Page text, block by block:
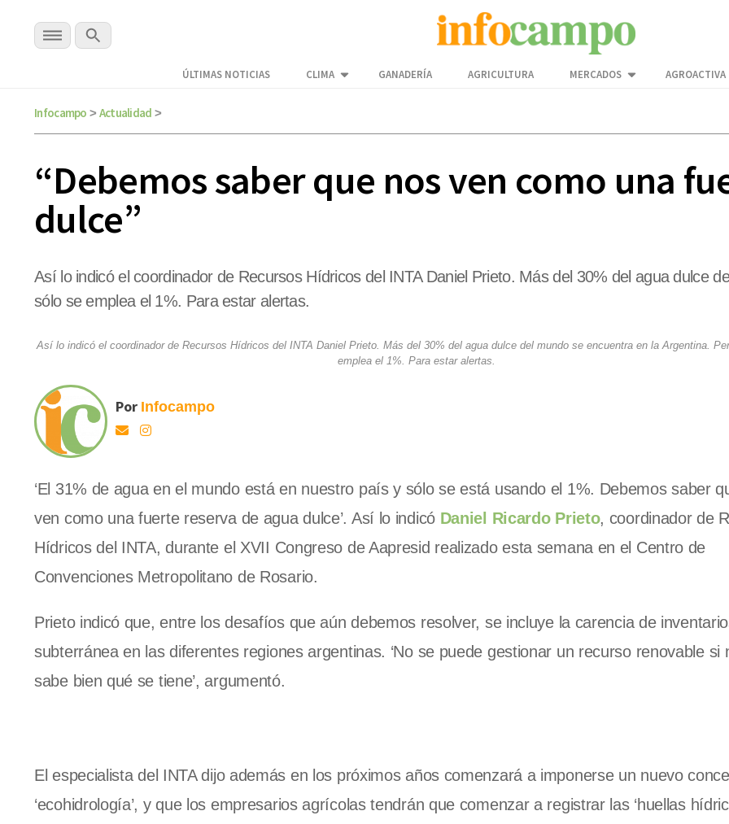
ÚLTIMAS NOTICIAS CLIMA GANADERÍA AGRICULTURA MERCADOS AGROACTIVA
Infocampo > Actualidad >
“Debemos saber que nos ven como una
dulce”
Así lo indicó el coordinador de Recursos Hídricos del INTA Daniel Prieto. Más del 30% del agua dulce
sólo se emplea el 1%. Para estar alertas.
Así lo indicó el coordinador de Recursos Hídricos del INTA Daniel Prieto. Más del 30% del agua dulce del mundo se encuentra en la Argentina.
emplea el 1%. Para estar alertas.
Por Infocampo
‘El 31% de agua en el mundo está en nuestro país y sólo se está usando el 1%. Debemos saber
ven como una fuerte reserva de agua dulce’. Así lo indicó Daniel Ricardo Prieto, coordinador de
Hídricos del INTA, durante el XVII Congreso de Aapresid realizado esta semana en el Centro de
Convenciones Metropolitano de Rosario.
Prieto indicó que, entre los desafíos que aún debemos resolver, se incluye la carencia de
subterránea en las diferentes regiones argentinas. ‘No se puede gestionar un recurso renovable si
sabe bien qué se tiene’, argumentó.
El especialista del INTA dijo además en los próximos años comenzará a imponerse un nuevo
‘ecohidrología’, y que los empresarios agrícolas tendrán que comenzar a registrar las ‘huellas